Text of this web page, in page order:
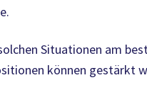
Situationen am
können gestärkt